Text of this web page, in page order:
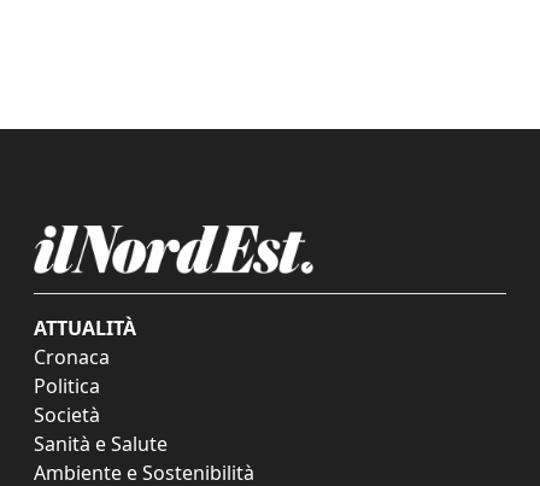
ATTUALITÀ
Cronaca
Politica
Società
Sanità e Salute
Ambiente e Sostenibilità